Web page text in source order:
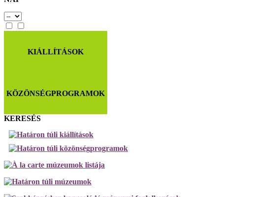
KIÁLLÍTÁSOK
KÖZÖNSÉGPROGRAMOK
KERESÉS